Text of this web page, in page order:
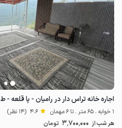
اجاره خانه تراس دار در رامیان - پا قلعه - ط ۳
1 خوابه . 65 متر . تا 6 مهمان 4.6 (14 نظر)
هر شب از 3٬700٬000 تومان